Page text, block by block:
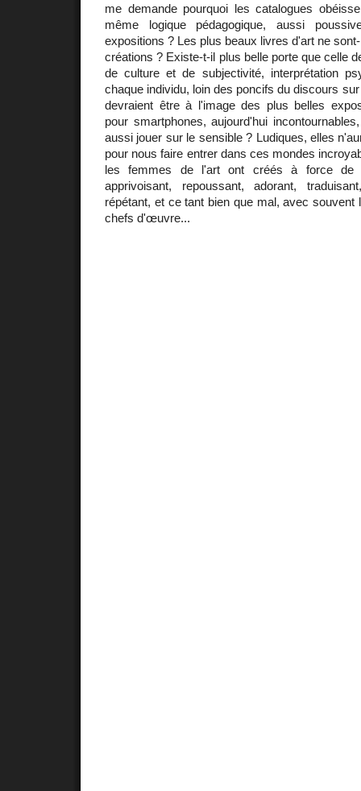
me demande pourquoi les catalogues
même logique pédagogique, aussi
expositions ? Les plus beaux livres d'art ne
créations ? Existe-t-il plus belle porte que celle
de culture et de subjectivité, interprétation
chaque individu, loin des poncifs du discours
devraient être à l'image des plus belles
pour smartphones, aujourd'hui
aussi jouer sur le sensible ? Ludiques, elles
pour nous faire entrer dans ces mondes
les femmes de l'art ont créés à force de
apprivoisant, repoussant, adorant,
répétant, et ce tant bien que mal, avec souvent
chefs d'œuvre...